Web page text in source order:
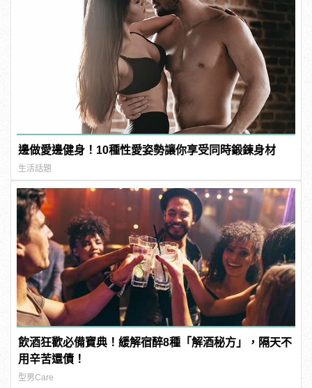
邊做愛邊健身！10種性愛姿勢讓你享受同時鍛鍊身材
生活話題
飲酒狂歡必備寶典！緩解宿醉8種「解酒秘方」，隔天不
用辛苦還債！
型男Care